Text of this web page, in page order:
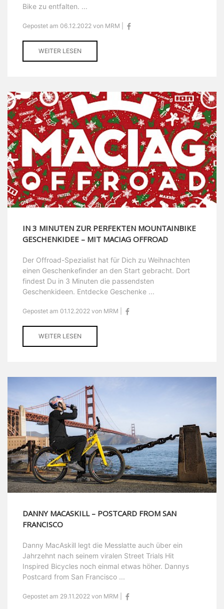
Bike zu entfalten. ...
Gepostet am 06.12.2022 von MRM |
WEITER LESEN
IN 3 MINUTEN ZUR PERFEKTEN MOUNTAINBIKE
GESCHENKIDEE – MIT MACIAG OFFROAD
Der Offroad-Spezialist hat für Dich zu Weihnachten
einen Geschenkefinder an den Start gebracht. Dort
findest Du in 3 Minuten die passendsten
Geschenkideen. Entdecke Geschenke ...
Gepostet am 01.12.2022 von MRM |
WEITER LESEN
DANNY MACASKILL – POSTCARD FROM SAN
FRANCISCO
Danny MacAskill legt die Messlatte auch über ein
Jahrzehnt nach seinem viralen Street Trials Hit
Inspired Bicycles noch einmal etwas höher. Dannys
Postcard from San Francisco ...
Gepostet am 29.11.2022 von MRM |